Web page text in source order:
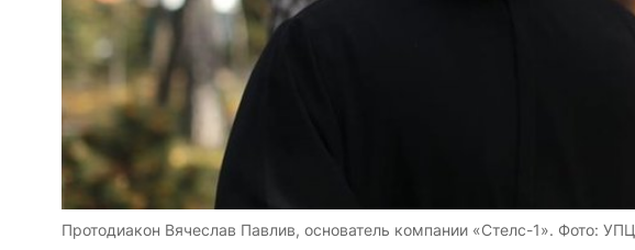
Протодиакон Вячеслав Павлив, основатель компании «Стелс-1». Фото: УПЦ